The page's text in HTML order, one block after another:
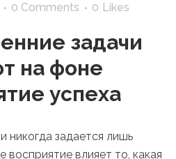
0 Comments 0 Likes
задачи
на фоне
успеха
никогда задается лишь
влияет то, какая